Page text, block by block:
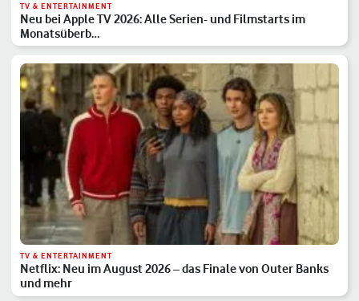
TV & ENTERTAINMENT
Neu bei Apple TV 2026: Alle Serien- und Filmstarts im
Monatsüberb…
TV & ENTERTAINMENT
Netflix: Neu im August 2026 – das Finale von Outer Banks
und mehr